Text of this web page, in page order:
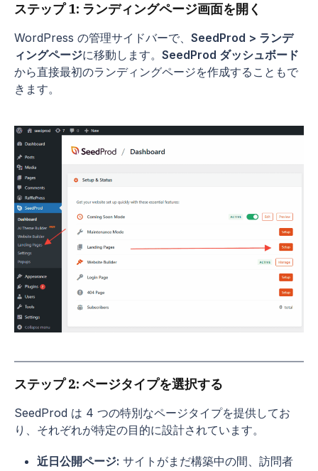
ステップ 1: ランディングページ画面を開く
WordPress の管理サイドバーで、 SeedProd > ランデ
ィングページに移動します。 SeedProd ダッシュボード
から直接最初のランディングページを作成することもで
きます。
ステップ 2: ページタイプを選択する
SeedProd は 4 つの特別なページタイプを提供してお
り、それぞれが特定の目的に設計されています。
近日公開ページ: サイトがまだ構築中の間、訪問者